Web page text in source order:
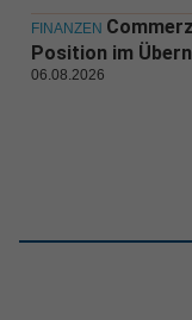
FINANZEN
Position im
06.08.2026